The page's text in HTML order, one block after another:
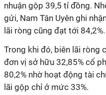
nhuận gộp 39,5 tỉ đồng.
gửi, Nam Tân Uyên ghi
lãi ròng cũng đạt tới 84,2%.
Trong khi đó, biên lãi ròng
đơn vị sở hữu 32,85% cổ
80,2% nhờ hoạt động tài
lãi gộp chỉ ở mức 33%.